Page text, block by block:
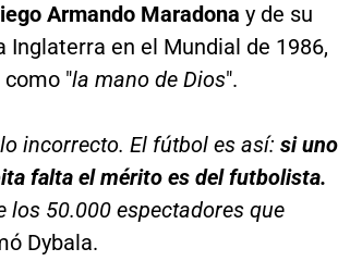
Armando Maradona y de su
en el Mundial de 1986,
"la mano de Dios".
incorrecto. El fútbol es así: si uno
falta el mérito es del futbolista.
50.000 espectadores que
Dybala.